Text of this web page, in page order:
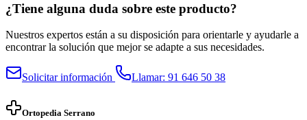
¿Tiene alguna duda sobre este producto?
Nuestros expertos están a su disposición para orientarle y ayudarle a
encontrar la solución que mejor se adapte a sus necesidades.
Solicitar información Llamar: 91 646 50 38
Ortopedia Serrano